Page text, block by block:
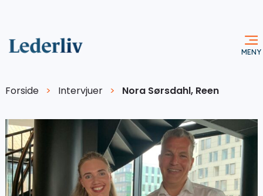
Forside > Intervjuer > Nora Sørsdahl, Reen